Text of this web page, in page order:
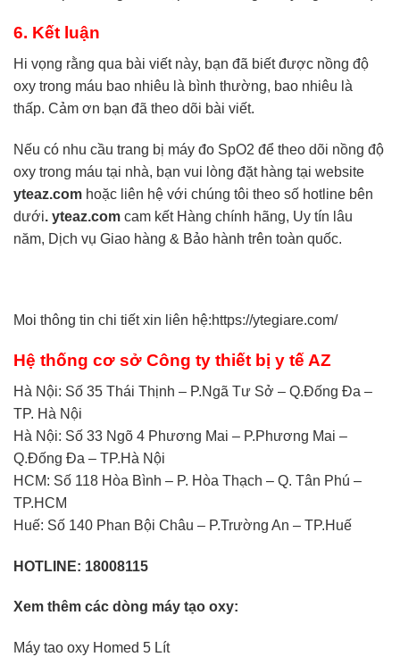
6. Kết luận
Hi vọng rằng qua bài viết này, bạn đã biết được nồng độ
oxy trong máu bao nhiêu là bình thường, bao nhiêu là
thấp. Cảm ơn bạn đã theo dõi bài viết.
Nếu có nhu cầu trang bị máy đo SpO2 để theo dõi nồng độ
oxy trong máu tại nhà, bạn vui lòng đặt hàng tại website
yteaz.com hoặc liên hệ với chúng tôi theo số hotline bên
dưới. yteaz.com cam kết Hàng chính hãng, Uy tín lâu
năm, Dịch vụ Giao hàng & Bảo hành trên toàn quốc.
Moi thông tin chi tiết xin liên hệ:https://ytegiare.com/
Hệ thống cơ sở Công ty thiết bị y tế AZ
Hà Nội: Số 35 Thái Thịnh – P.Ngã Tư Sở – Q.Đống Đa –
TP. Hà Nội
Hà Nội: Số 33 Ngõ 4 Phương Mai – P.Phương Mai –
Q.Đống Đa – TP.Hà Nội
HCM: Số 118 Hòa Bình – P. Hòa Thạch – Q. Tân Phú –
TP.HCM
Huế: Số 140 Phan Bội Châu – P.Trường An – TP.Huế
HOTLINE: 18008115
Xem thêm các dòng máy tạo oxy:
Máy tao oxy Homed 5 Lít